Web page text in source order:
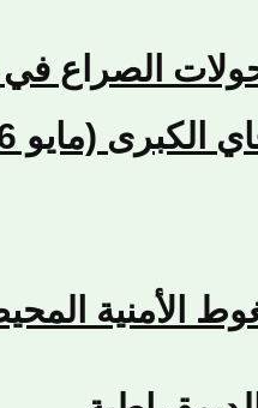
(مايو 2026)
الصراع في